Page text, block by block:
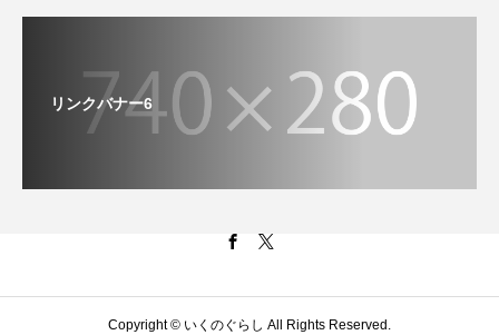
リンクバナー6
Copyright © いくのぐらし All Rights Reserved.